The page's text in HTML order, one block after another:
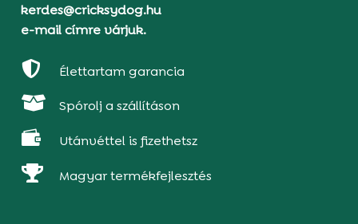
kerdes@cricksydog.hu
e-mail címre várjuk.
 Élettartam garancia
 Spórolj a szállításon
 Utánvéttel is fizethetsz
 Magyar termékfejlesztés